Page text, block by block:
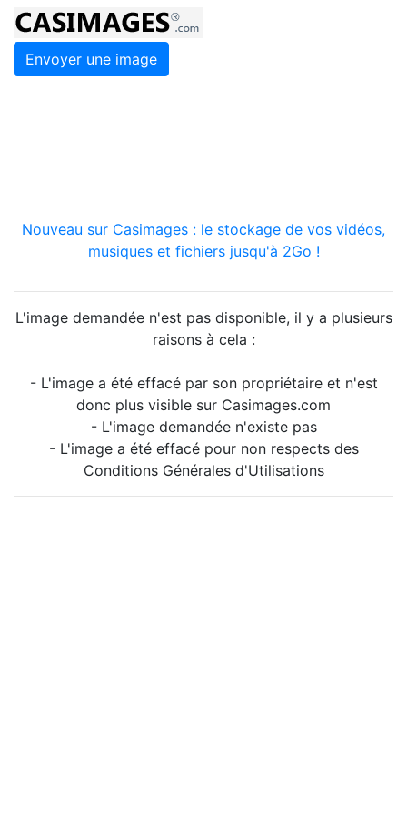
Envoyer une image
Nouveau sur Casimages : le stockage de vos vidéos,
musiques et fichiers jusqu'à 2Go !
L'image demandée n'est pas disponible, il y a plusieurs
raisons à cela :
- L'image a été effacé par son propriétaire et n'est
donc plus visible sur Casimages.com
- L'image demandée n'existe pas
- L'image a été effacé pour non respects des
Conditions Générales d'Utilisations